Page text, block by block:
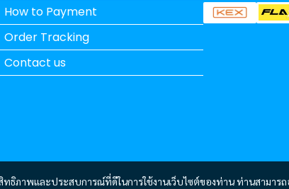
ธิภาพและประสบการณ์ที่ดีในการใช้งานเว็บไซต์ของท่าน ท่านสามารถ
How to Payment
Order Tracking
Contact us